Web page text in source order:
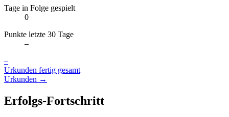
Tage in Folge gespielt
0
Punkte letzte 30 Tage
–
–
Urkunden fertig gesamt
Urkunden →
Erfolgs-Fortschritt